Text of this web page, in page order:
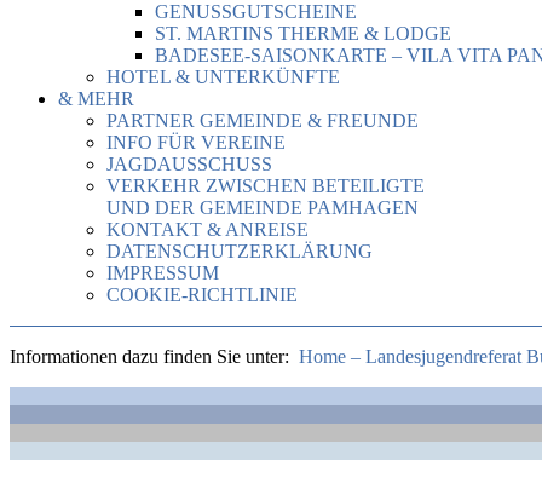
GENUSSGUTSCHEINE
ST. MARTINS THERME & LODGE
BADESEE-SAISONKARTE – VILA VITA
HOTEL & UNTERKÜNFTE
& MEHR
PARTNER GEMEINDE & FREUNDE
INFO FÜR VEREINE
JAGDAUSSCHUSS
VERKEHR ZWISCHEN BETEILIGTE
UND DER GEMEINDE PAMHAGEN
KONTAKT & ANREISE
DATENSCHUTZERKLÄRUNG
IMPRESSUM
COOKIE-RICHTLINIE
Informationen dazu finden Sie unter: Home – Landesjugendreferat